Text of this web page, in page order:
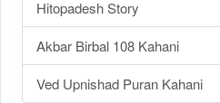
Hitopadesh Story
Akbar Birbal 108 Kahani
Ved Upnishad Puran Kahani